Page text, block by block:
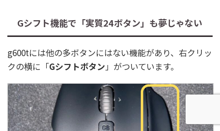
Gシフト機能で「実質24ボタン」も夢じゃない
g600tには他の多ボタンにはない機能があり、右クリッ
クの横に「Gシフトボタン 」がついています。